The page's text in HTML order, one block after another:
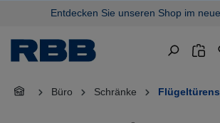
springenEntdecken Sie unseren Shop im
Büro Schränke